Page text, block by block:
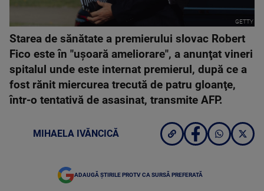
GETTY
Starea de sănătate a premierului slovac Robert
Fico este în "uşoară ameliorare", a anunţat vineri
spitalul unde este internat premierul, după ce a
fost rănit miercurea trecută de patru gloanţe,
într-o tentativă de asasinat, transmite AFP.
MIHAELA IVĂNCICĂ
ADAUGĂ ȘTIRILE PROTV CA SURSĂ PREFERATĂ